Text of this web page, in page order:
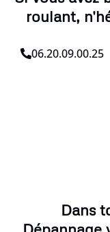
roulant,
06.20.09.00.25
Dans